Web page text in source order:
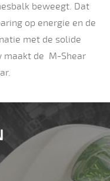
beweegt. Dat
op energie en de
met de solide
maakt de M-Shear